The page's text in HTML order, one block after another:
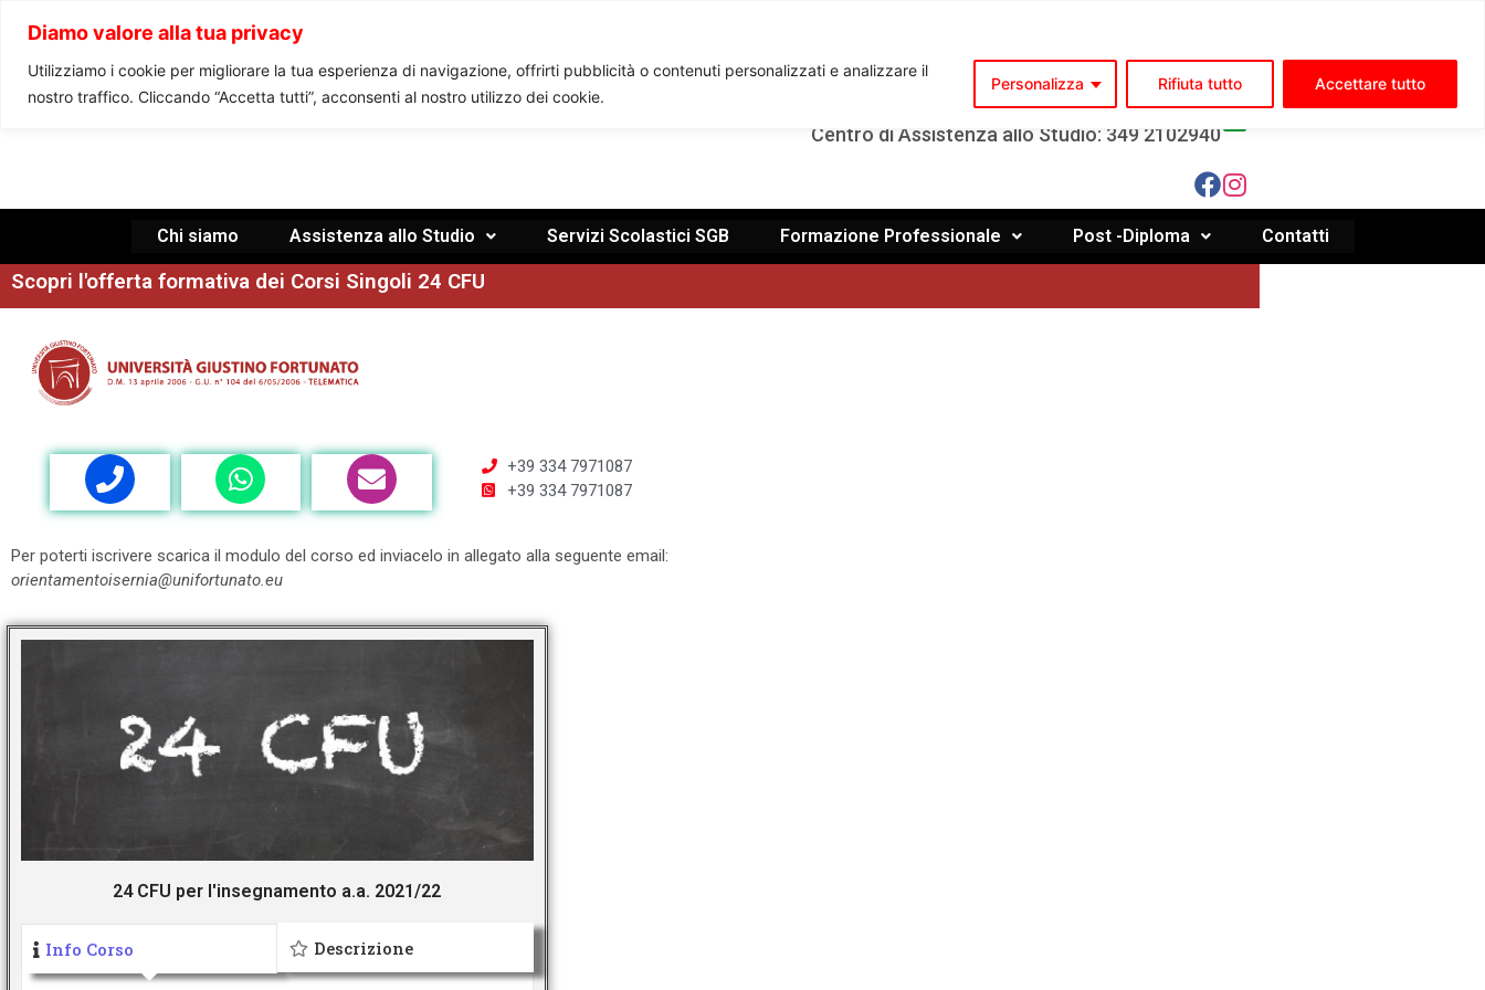
Diamo valore alla tua privacy
Utilizziamo i cookie per migliorare la tua esperienza di navigazione, offrirti pubblicità o contenuti personalizzati e analizzare il
nostro traffico. Cliccando “Accetta tutti”, acconsenti al nostro utilizzo dei cookie.
Personalizza Rifiuta tutto Accettare tutto
Ente di Formazione Professionale: 334 7971087 - 0865 220497
Centro di Assistenza allo Studio: 349 2102940
Chi siamo Assistenza allo Studio Servizi Scolastici SGB Formazione Professionale Post -Diploma Contatti
Scopri l'offerta formativa dei Corsi Singoli 24 CFU
+39 334 7971087
+39 334 7971087
Per poterti iscrivere scarica il modulo del corso ed inviacelo in allegato alla seguente email:
orientamentoisernia@unifortunato.eu
24 CFU per l'insegnamento a.a. 2021/22
Info Corso Descrizione